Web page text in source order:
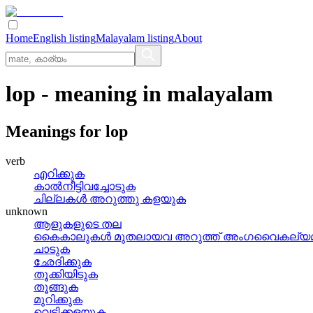
HomeEnglish listingMalayalam listingAbout
lop - meaning in malayalam
Meanings for lop
verb
എറിക്കുക
കാല്‍നീട്ടിവച്ചോടുക
ചില്ലകള്‍ അറുത്തു കളയുക
unknown
ആളുകളുടെ തല
കൈകാലുകള്‍ മുതലായവ അറുത്ത്
ചാടുക
ഛേദിക്കുക
തൂക്കിയിടുക
തൂങ്ങുക
മുറിക്കുക